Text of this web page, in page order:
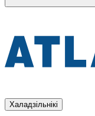
Халадзільнікі